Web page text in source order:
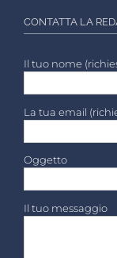
CONTATTA LA
Il tuo nome
La tua email
Oggetto
Il tuo messaggio